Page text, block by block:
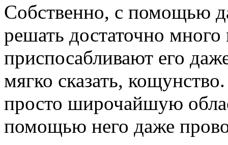
Собственно, с помощью
решать достаточно
приспосабливают его
мягко сказать,
просто широчайшую
помощью него даже